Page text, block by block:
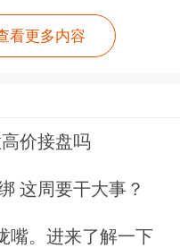
工智能+”能源
智能融合创新体
力协同发展根基
能源核心技术
看更多内容
价接盘吗
这周要干大事？
嘴。进来了解一下